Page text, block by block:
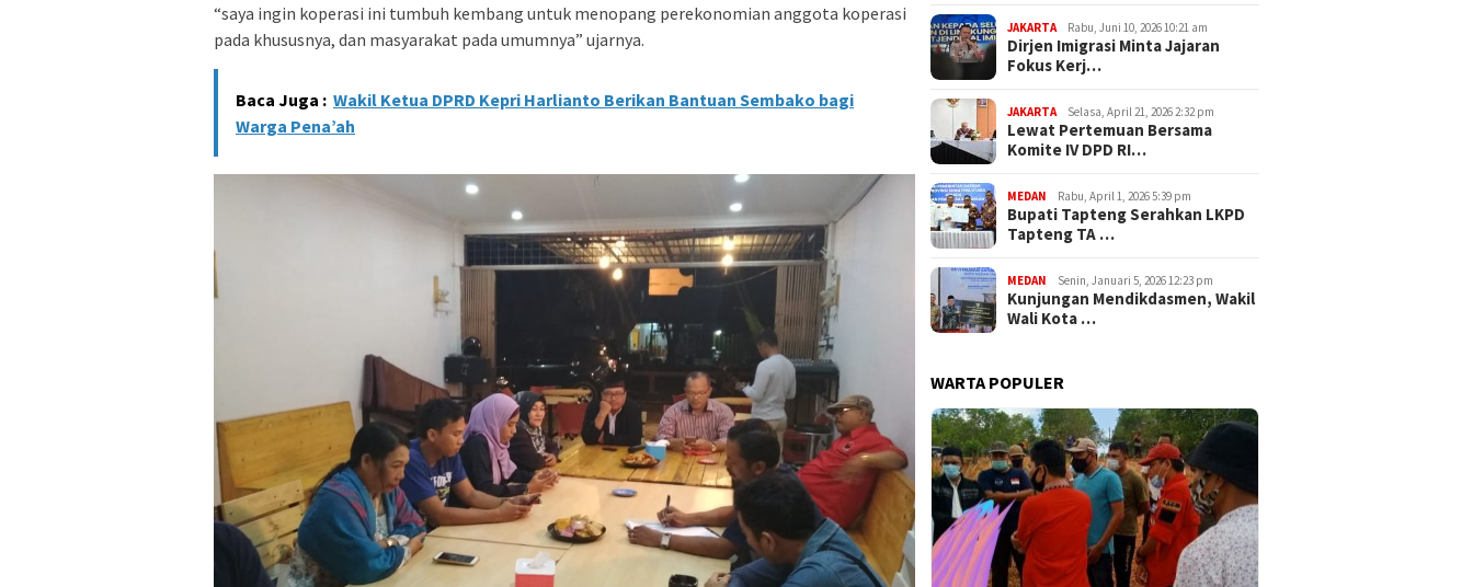
“saya ingin koperasi ini tumbuh kembang untuk menopang perekonomian anggota koperasi
pada khususnya, dan masyarakat pada umumnya” ujarnya.
Baca Juga : Wakil Ketua DPRD Kepri Harlianto Berikan Bantuan Sembako bagi
Warga Pena’ah
JAKARTA Rabu, Juni 10, 2026 10:21 am
Dirjen Imigrasi Minta Jajaran
Fokus Kerj…
JAKARTA Selasa, April 21, 2026 2:32 pm
Lewat Pertemuan Bersama
Komite IV DPD RI…
MEDAN Rabu, April 1, 2026 5:39 pm
Bupati Tapteng Serahkan LKPD
Tapteng TA …
MEDAN Senin, Januari 5, 2026 12:23 pm
Kunjungan Mendikdasmen, Wakil
Wali Kota …
WARTA POPULER